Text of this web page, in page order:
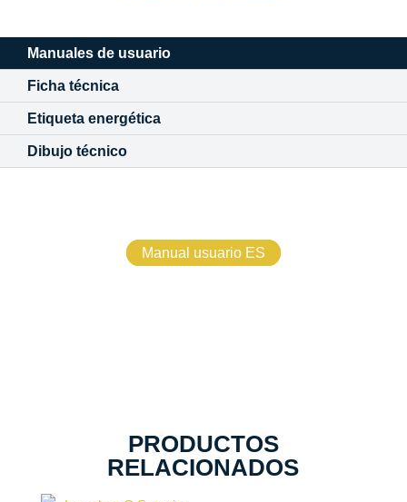
Manuales de usuario
Ficha técnica
Etiqueta energética
Dibujo técnico
Manual usuario ES
PRODUCTOS
RELACIONADOS